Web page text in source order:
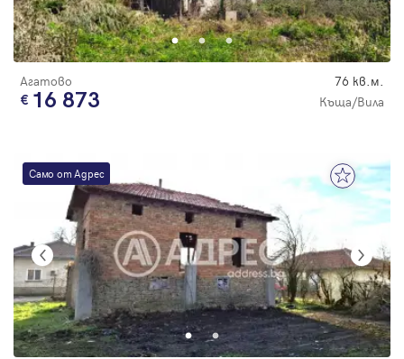
Агатово 76 кв.м.
16 873 Къща/Вила
Само от Адрес
Парола
Забравена парола
Регистрация